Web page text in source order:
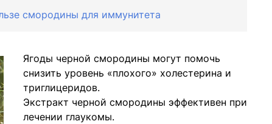
смородины для иммунитета
Ягоды черной смородины могут помочь
снизить уровень «плохого» холестерина и
триглицеридов.
Экстракт черной смородины эффективен при
лечении глаукомы.